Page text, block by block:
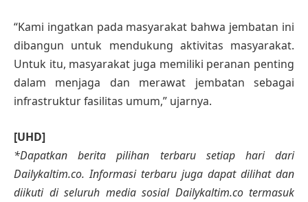
“Kami ingatkan pada masyarakat bahwa jembatan ini
dibangun untuk mendukung aktivitas masyarakat.
Untuk itu, masyarakat juga memiliki peranan penting
dalam menjaga dan merawat jembatan sebagai
infrastruktur fasilitas umum,” ujarnya.
[UHD]
*Dapatkan berita pilihan terbaru setiap hari dari
Dailykaltim.co. Informasi terbaru juga dapat dilihat dan
diikuti di seluruh media sosial Dailykaltim.co termasuk